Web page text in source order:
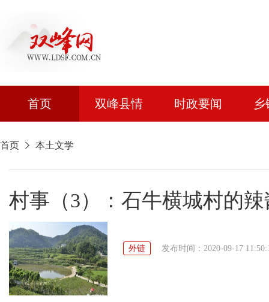
首页 双峰县情 时政要闻
首页 本土文学
村事（3）：石牛横城村的
外链 发布时间：2020-09-17